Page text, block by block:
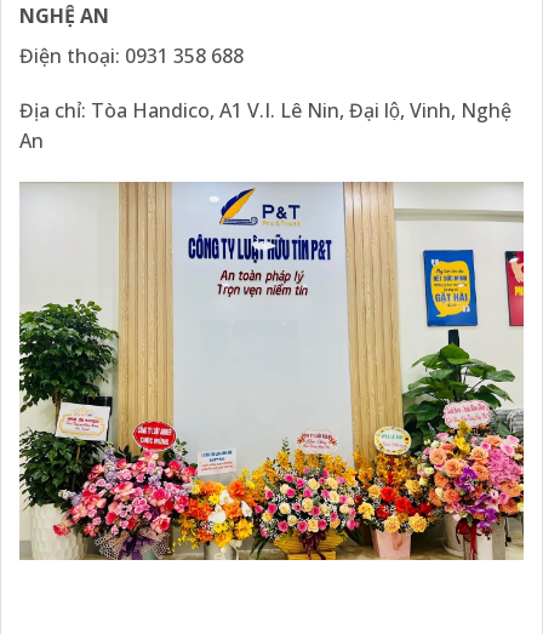
NGHỆ AN
Điện thoại: 0931 358 688
Địa chỉ: Tòa Handico, A1 V.I. Lê Nin, Đại lộ, Vinh, Nghệ
An